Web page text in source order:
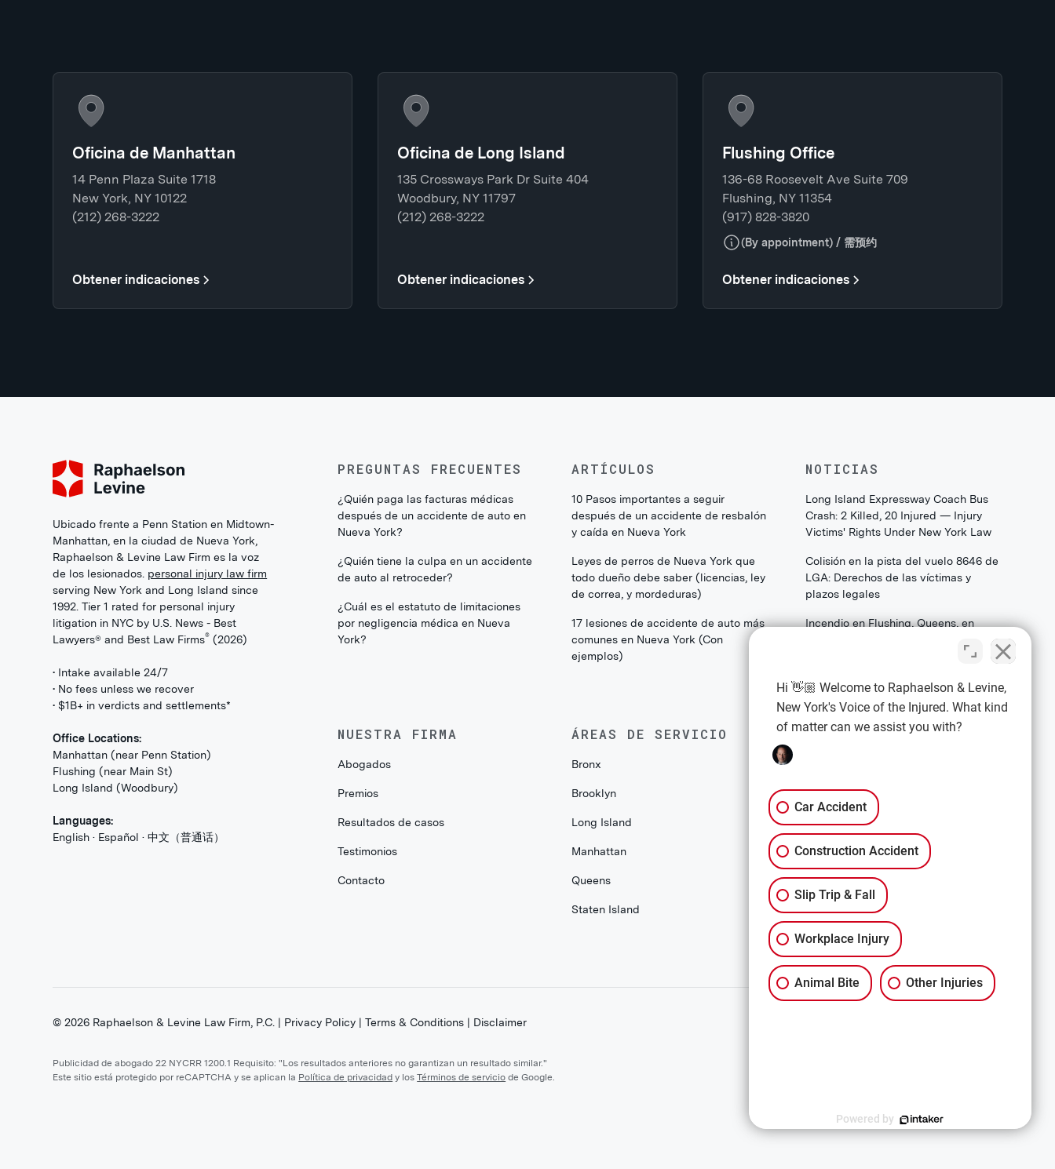
Oficina de Manhattan
14 Penn Plaza Suite 1718
New York, NY 10122
(212) 268-3222
Obtener indicaciones
Oficina de Long Island
135 Crossways Park Dr Suite 404
Woodbury, NY 11797
(212) 268-3222
Obtener indicaciones
Flushing Office
136-68 Roosevelt Ave Suite 709
Flushing, NY 11354
(917) 828-3820
(By appointment) / 需预约
Obtener indicaciones
Ubicado frente a Penn Station en Midtown-
Manhattan, en la ciudad de Nueva York,
Raphaelson & Levine Law Firm es la voz
de los lesionados. personal injury law firm
serving New York and Long Island since
1992. Tier 1 rated for personal injury
litigation in NYC by U.S. News - Best
Lawyers® and Best Law Firms® (2026)
• Intake available 24/7
• No fees unless we recover
• $1B+ in verdicts and settlements*
Office Locations:
Manhattan (near Penn Station)
Flushing (near Main St)
Long Island (Woodbury)
Languages:
English · Español · 中文（普通话）
PREGUNTAS FRECUENTES
¿Quién paga las facturas médicas
después de un accidente de auto en
Nueva York?
¿Quién tiene la culpa en un accidente
de auto al retroceder?
¿Cuál es el estatuto de limitaciones
por negligencia médica en Nueva
York?
ARTÍCULOS
10 Pasos importantes a seguir
después de un accidente de resbalón
y caída en Nueva York
Leyes de perros de Nueva York que
todo dueño debe saber (licencias, ley
de correa, y mordeduras)
17 lesiones de accidente de auto más
comunes en Nueva York (Con
ejemplos)
NOTICIAS
Long Island Expressway Coach Bus
Crash: 2 Killed, 20 Injured — Injury
Victims' Rights Under New York Law
Colisión en la pista del vuelo 8646 de
LGA: Derechos de las víctimas y
plazos legales
Incendio en Flushing, Queens, en
familias y los sobrevivientes deben
NUESTRA FIRMA
Abogados
Premios
Resultados de casos
Testimonios
Contacto
ÁREAS DE SERVICIO
Bronx
Brooklyn
Long Island
Manhattan
Queens
Staten Island
EXPLORE
Términos y condiciones
Descargo de responsabilidad
All Services
©2026 Raphaelson & Levine Law Firm, P.C. | Privacy Policy |Terms & Conditions | Disclaimer
Publicidad de abogado 22 NYCRR 1200.1 Requisito: "Los resultados anteriores no garantizan un resultado similar."
Este sitio está protegido por reCAPTCHA y se aplican la Política de privacidad y losTérminos de servicio de Google.
Hi 👋🏼 Welcome to Raphaelson & Levine,
New York's Voice of the Injured. What kind
of matter can we assist you with?
Car Accident
Construction Accident
Slip Trip & Fall
Workplace Injury
Animal Bite Other Injuries
Powered by